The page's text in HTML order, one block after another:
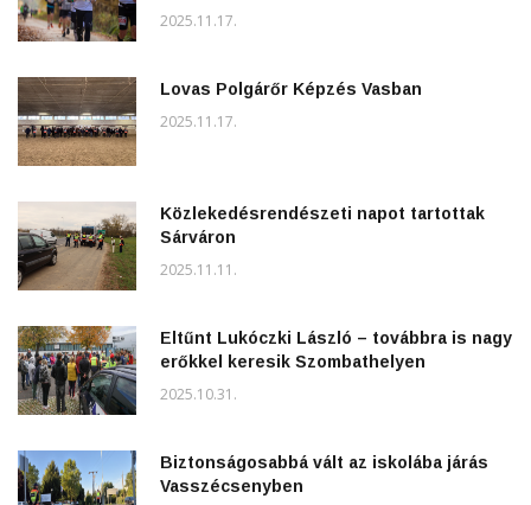
2025.11.17.
Lovas Polgárőr Képzés Vasban
2025.11.17.
Közlekedésrendészeti napot tartottak
Sárváron
2025.11.11.
Eltűnt Lukóczki László – továbbra is nagy
erőkkel keresik Szombathelyen
2025.10.31.
Biztonságosabbá vált az iskolába járás
Vasszécsenyben